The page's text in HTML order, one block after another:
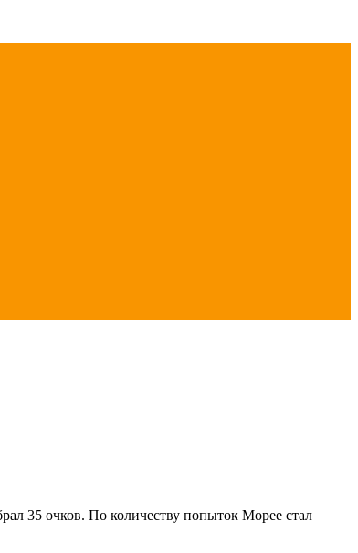
35 очков. По количеству попыток Морее стал